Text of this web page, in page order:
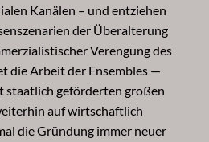
Kanälen – und entziehen
der Überalterung
Verengung des
die Arbeit der Ensembles —
staatlich geförderten großen
auf wirtschaftlich
die Gründung immer neuer